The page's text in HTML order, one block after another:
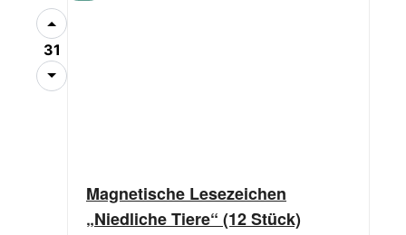
31
Magnetische Lesezeichen
„Niedliche Tiere“ (12 Stück)